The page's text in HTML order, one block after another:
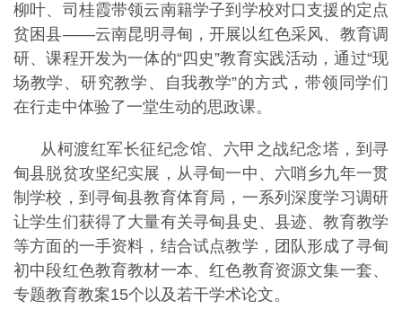
柳叶、司桂霞带领云南籍学子到学校对口支援的定点
贫困县——云南昆明寻甸，开展以红色采风、教育调
研、课程开发为一体的“四史”教育实践活动，通过“现
场教学、研究教学、自我教学”的方式，带领同学们
在行走中体验了一堂生动的思政课。
从柯渡红军长征纪念馆、六甲之战纪念塔，到寻
甸县脱贫攻坚纪实展，从寻甸一中、六哨乡九年一贯
制学校，到寻甸县教育体育局，一系列深度学习调研
让学生们获得了大量有关寻甸县史、县迹、教育教学
等方面的一手资料，结合试点教学，团队形成了寻甸
初中段红色教育教材一本、红色教育资源文集一套、
专题教育教案15个以及若干学术论文。